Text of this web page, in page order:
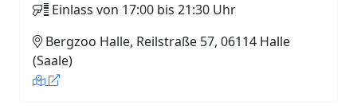
Einlass von 17:00 bis 21:30 Uhr
Bergzoo Halle, Reilstraße 57, 06114 Halle
(Saale)